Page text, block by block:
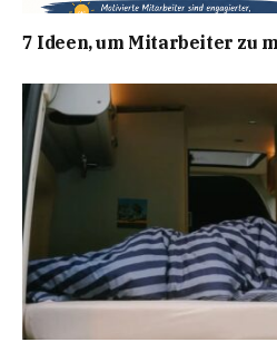
7 Ideen, um Mitarbeiter zu